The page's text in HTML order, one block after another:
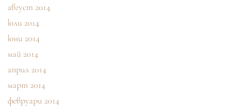
август 2014
юли 2014
юни 2014
май 2014
април 2014
март 2014
февруари 2014